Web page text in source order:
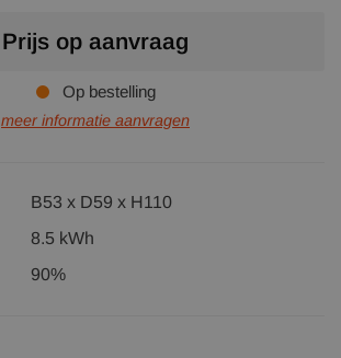
Prijs op aanvraag
Op bestelling
meer informatie aanvragen
B53 x D59 x H110
8.5 kWh
90%